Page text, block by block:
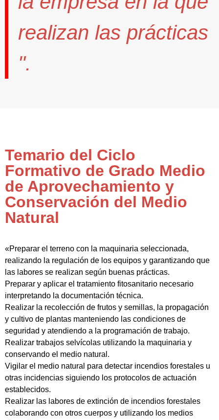
realizan las prácticas
".
Temario del Ciclo
Formativo de Grado Medio
de Aprovechamiento y
Conservación del Medio
Natural
«Preparar el terreno con la maquinaria seleccionada,
realizando la regulación de los equipos y garantizando que
las labores se realizan según buenas prácticas.
Preparar y aplicar el tratamiento fitosanitario necesario
interpretando la documentación técnica.
Realizar la recolección de frutos y semillas, la propagación
y cultivo de plantas manteniendo las condiciones de
seguridad y atendiendo a la programación de trabajo.
Realizar trabajos selvícolas utilizando la maquinaria y
conservando el medio natural.
Vigilar el medio natural para detectar incendios forestales u
otras incidencias siguiendo los protocolos de actuación
establecidos.
Realizar las labores de extinción de incendios forestales
colaborando con otros cuerpos y utilizando los medios